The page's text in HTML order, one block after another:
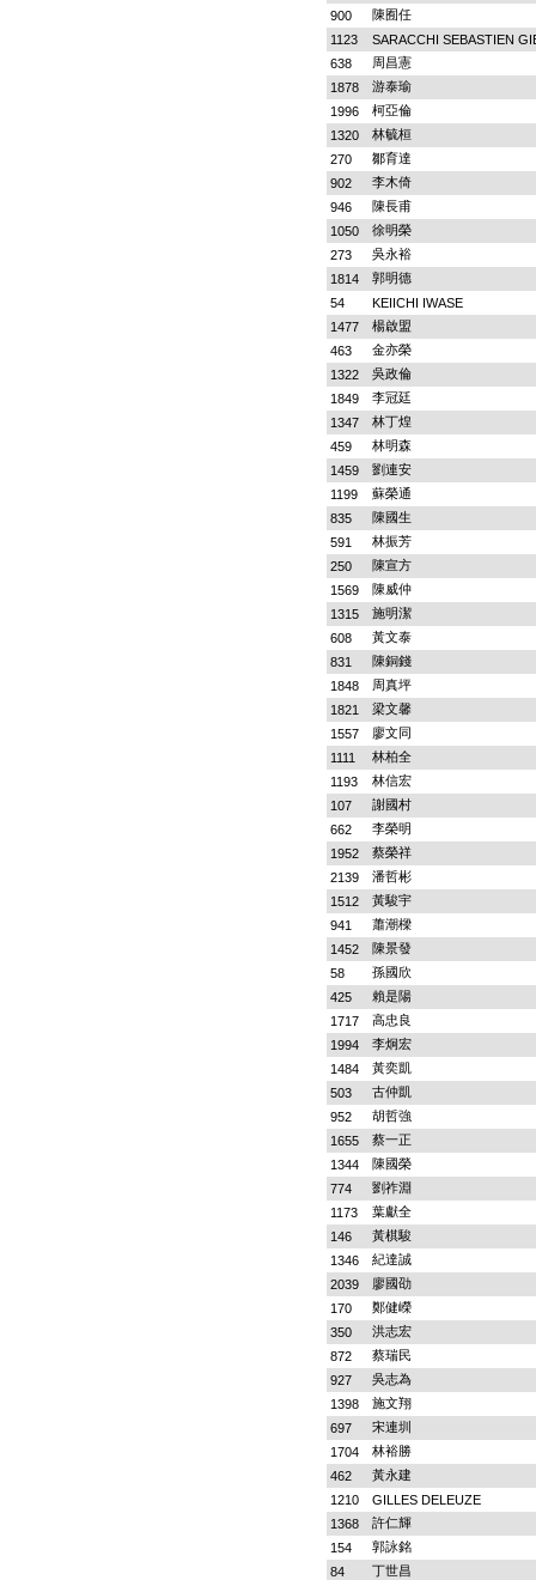
900
陳囿任
1123
SARACCHI SEBASTIEN
638
周昌憲
1878
游泰瑜
1996
柯亞倫
1320
林毓桓
270
鄒育達
902
李木倚
946
陳長甫
1050
徐明榮
273
吳永裕
1814
郭明德
54
KEIICHI IWASE
1477
楊啟盟
463
金亦榮
1322
吳政倫
1849
李冠廷
1347
林丁煌
459
林明森
1459
劉連安
1199
蘇榮通
835
陳國生
591
林振芳
250
陳宣方
1569
陳威仲
1315
施明潔
608
黃文泰
831
陳銅錢
1848
周真坪
1821
梁文馨
1557
廖文同
1111
林柏全
1193
林信宏
107
謝國村
662
李榮明
1952
蔡榮祥
2139
潘哲彬
1512
黃駿宇
941
蕭潮樑
1452
陳景發
58
孫國欣
425
賴是陽
1717
高忠良
1994
李炯宏
1484
黃奕凱
503
古仲凱
952
胡哲強
1655
蔡一正
1344
陳國榮
774
劉祚淵
1173
葉獻全
146
黃棋駿
1346
紀達誠
2039
廖國劭
170
鄭健嶸
350
洪志宏
872
蔡瑞民
927
吳志為
1398
施文翔
697
宋連圳
1704
林裕勝
462
黃永建
1210
GILLES DELEUZE
1368
許仁輝
154
郭詠銘
84
丁世昌